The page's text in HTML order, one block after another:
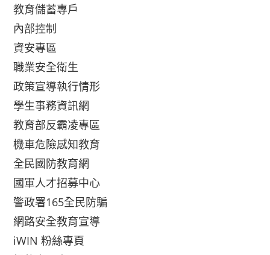
教育儲蓄專戶
內部控制
資安專區
職業安全衛生
政策宣導執行情形
學生事務資訊網
教育部反霸凌專區
機車危險感知教育
全民國防教育網
國軍人才招募中心
警政署165全民防騙
網路安全教育宣導
iWIN 粉絲專頁